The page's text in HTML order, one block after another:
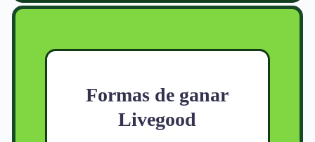
Formas de ganar
Livegood